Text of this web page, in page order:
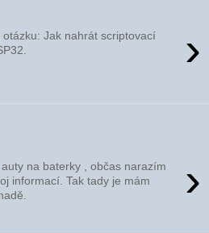
›
Jak nahrát scriptovací
›
na baterky , občas narazím
informací. Tak tady je mám